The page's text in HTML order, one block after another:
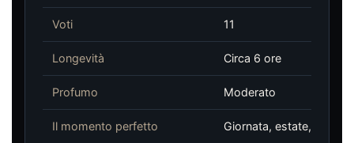
Voti 11
Longevità Circa 6 ore
Profumo Moderato
Il momento perfetto Giornata, estate, look